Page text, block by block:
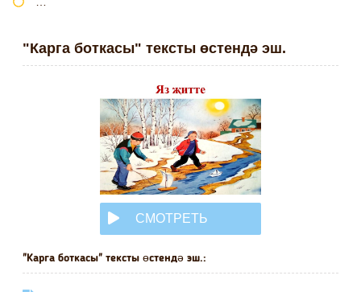
"Карга боткасы" тексты өстендә эш.
СМОТРЕТЬ
"Карга боткасы" тексты өстендә эш.: